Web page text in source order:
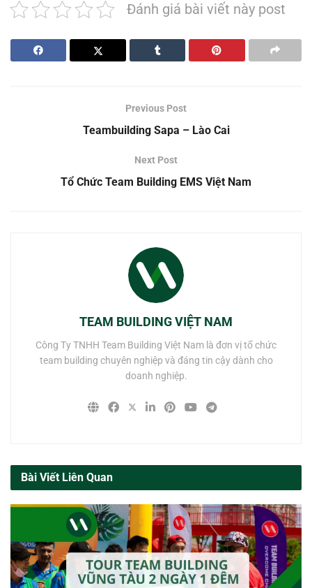
Đánh giá bài viết này post
Previous Post
Teambuilding Sapa – Lào Cai
Next Post
Tổ Chức Team Building EMS Việt Nam
TEAM BUILDING VIỆT NAM
Công Ty TNHH Team Building Việt Nam là đơn vị tổ chức
team building chuyên nghiệp và đáng tin cậy dành cho
doanh nghiệp.
Bài Viết Liên Quan